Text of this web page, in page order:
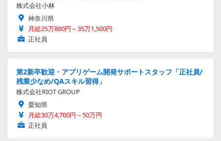
株式会社小林
神奈川県
月給25万800円～35万1,500円
正社員
第2新卒歓迎・アプリゲーム開発サポートスタッフ「正社員/
残業少なめ/QAスキル習得」
株式会社RIOT GROUP
愛知県
月給30万4,700円～50万円
正社員